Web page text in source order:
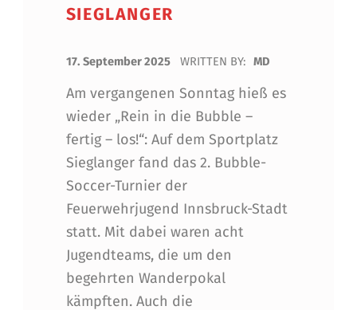
SIEGLANGER
17. September 2025 WRITTEN BY: MD
Am vergangenen Sonntag hieß es
wieder „Rein in die Bubble –
fertig – los!“: Auf dem Sportplatz
Sieglanger fand das 2. Bubble-
Soccer-Turnier der
Feuerwehrjugend Innsbruck-Stadt
statt. Mit dabei waren acht
Jugendteams, die um den
begehrten Wanderpokal
kämpften. Auch die